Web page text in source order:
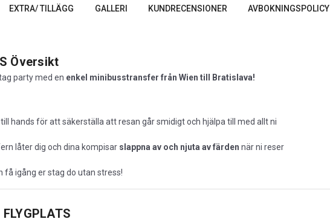
EXTRA/ TILLÄGG GALLERI KUNDRECENSIONER AVBOKNINGSPOLICY
Översikt
party med en enkel minibusstransfer från Wien till Bratislava!
hands för att säkerställa att resan går smidigt och hjälpa till med allt ni
låter dig och dina kompisar slappna av och njuta av färden när ni reser
igång er stag do utan stress!